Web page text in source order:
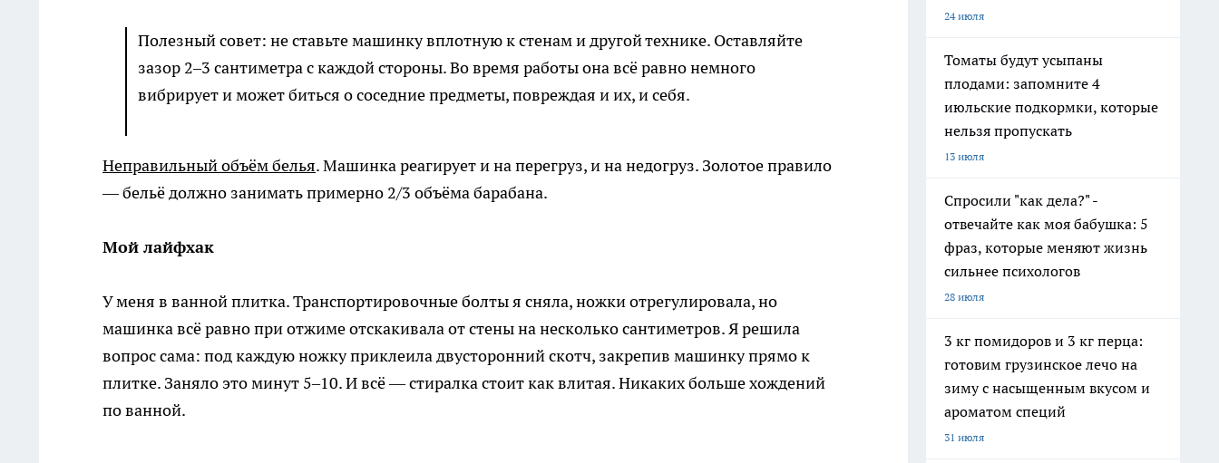
Полезный совет: не ставьте машинку вплотную к стенам и другой технике. Оставляйте
зазор 2–3 сантиметра с каждой стороны. Во время работы она всё равно немного
вибрирует и может биться о соседние предметы, повреждая и их, и себя.
Неправильный объём белья. Машинка реагирует и на перегруз, и на недогруз. Золотое правило
— бельё должно занимать примерно 2/3 объёма барабана.
Мой лайфхак
У меня в ванной плитка. Транспортировочные болты я сняла, ножки отрегулировала, но
машинка всё равно при отжиме отскакивала от стены на несколько сантиметров. Я решила
вопрос сама: под каждую ножку приклеила двусторонний скотч, закрепив машинку прямо к
плитке. Заняло это минут 5–10. И всё — стиралка стоит как влитая. Никаких больше хождений
по ванной.
24 июля
Томаты будут усыпаны
плодами: запомните 4
июльские подкормки, которые
нельзя пропускать
13 июля
Спросили "как дела?" -
отвечайте как моя бабушка: 5
фраз, которые меняют жизнь
сильнее психологов
28 июля
3 кг помидоров и 3 кг перца:
готовим грузинское лечо на
зиму с насыщенным вкусом и
ароматом специй
31 июля